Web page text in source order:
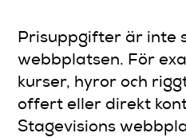
Prisuppgifter är inte
webbplatsen. För
kurser, hyror och
offert eller direkt
Stagevisions